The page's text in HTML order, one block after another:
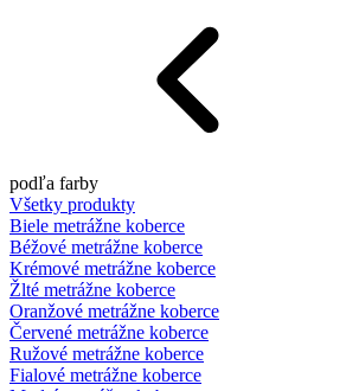
podľa farby
Všetky produkty
Biele metrážne koberce
Béžové metrážne koberce
Krémové metrážne koberce
Žlté metrážne koberce
Oranžové metrážne koberce
Červené metrážne koberce
Ružové metrážne koberce
Fialové metrážne koberce